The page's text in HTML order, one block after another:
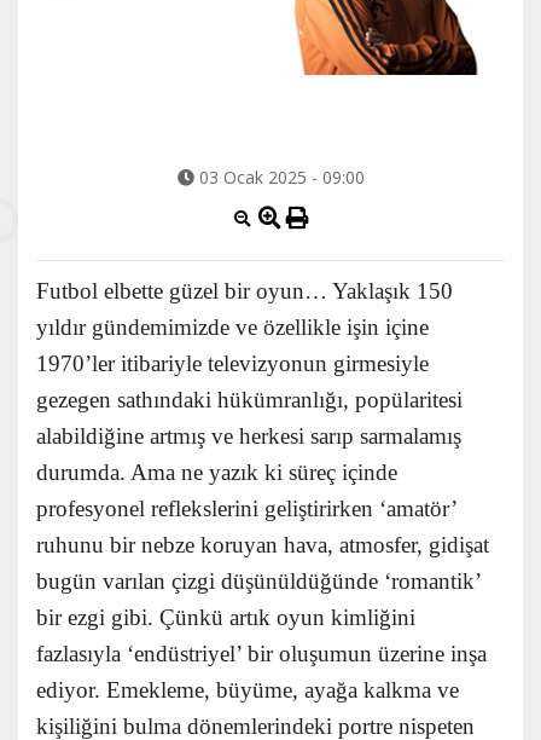
03 Ocak 2025 - 09:00
Futbol elbette güzel bir oyun… Yaklaşık 150
yıldır gündemimizde ve özellikle işin içine
1970’ler itibariyle televizyonun girmesiyle
gezegen sathındaki hükümranlığı, popülaritesi
alabildiğine artmış ve herkesi sarıp sarmalamış
durumda. Ama ne yazık ki süreç içinde
profesyonel reflekslerini geliştirirken ‘amatör’
ruhunu bir nebze koruyan hava, atmosfer, gidişat
bugün varılan çizgi düşünüldüğünde ‘romantik’
bir ezgi gibi. Çünkü artık oyun kimliğini
fazlasıyla ‘endüstriyel’ bir oluşumun üzerine inşa
ediyor. Emekleme, büyüme, ayağa kalkma ve
kişiliğini bulma dönemlerindeki portre nispeten